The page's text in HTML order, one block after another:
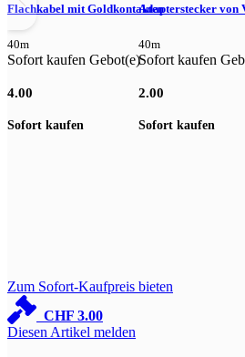
Flachkabel mit Goldkontakten
40m
Sofort kaufen Gebot(e)
4.00
Sofort kaufen
Adapterstecker von
40m
Sofort kaufen
2.00
Sofort kaufen
Zum Sofort-Kaufpreis bieten
CHF 3.00
Diesen Artikel melden